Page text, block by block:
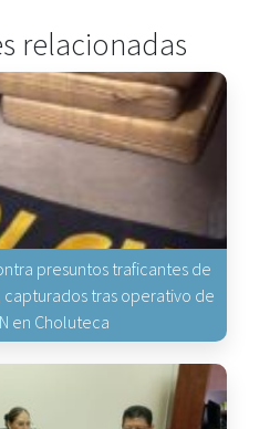
relacionadas
presuntos traficantes de
tras operativo de
en Choluteca